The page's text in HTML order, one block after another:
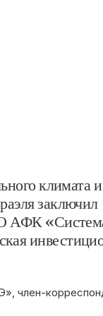
климата и
заключил
АФК
член-